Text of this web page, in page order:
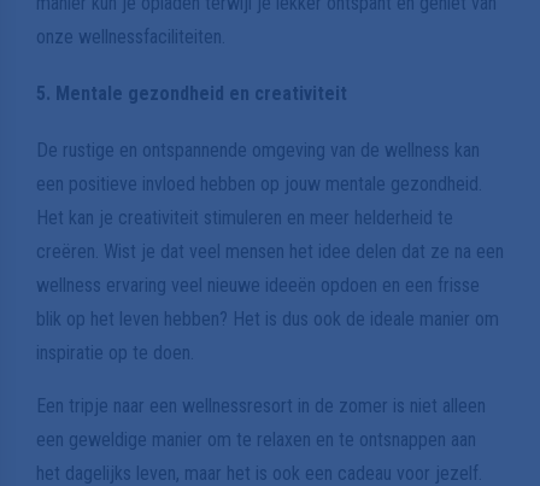
onze wellnessfaciliteiten.
5. Mentale gezondheid en creativiteit
De rustige en ontspannende omgeving van de wellness kan
een positieve invloed hebben op jouw mentale gezondheid.
Het kan je creativiteit stimuleren en meer helderheid te
creëren. Wist je dat veel mensen het idee delen dat ze na een
wellness ervaring veel nieuwe ideeën opdoen en een frisse
blik op het leven hebben? Het is dus ook de ideale manier om
inspiratie op te doen.
Een tripje naar een wellnessresort in de zomer is niet alleen
een geweldige manier om te relaxen en te ontsnappen aan
het dagelijks leven, maar het is ook een cadeau voor jezelf.